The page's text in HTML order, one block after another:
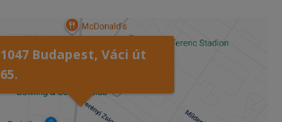
1047 Budapest, Váci út
65.